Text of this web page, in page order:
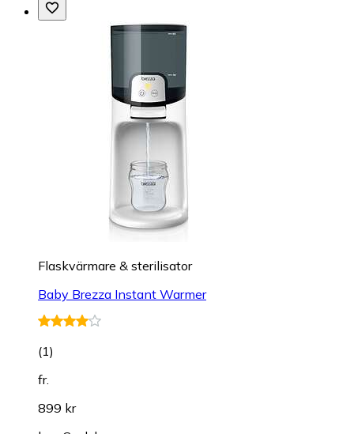
Flaskvärmare & sterilisator
Baby Brezza Instant Warmer
(1)
fr.
899 kr